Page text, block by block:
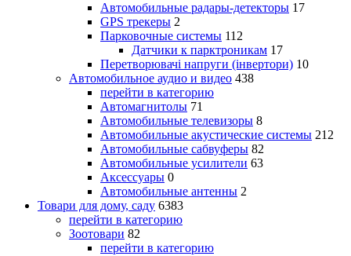
Автомобильные радары-детекторы 17
GPS трекеры 2
Парковочные системы 112
Датчики к парктроникам 17
Перетворювачі напруги (інвертори) 10
Автомобильное аудио и видео 438
перейти в категорию
Автомагнитолы 71
Автомобильные телевизоры 8
Автомобильные акустические системы 212
Автомобильные сабвуферы 82
Автомобильные усилители 63
Аксессуары 0
Автомобильные антенны 2
Товари для дому, саду 6383
перейти в категорию
Зоотовари 82
перейти в категорию